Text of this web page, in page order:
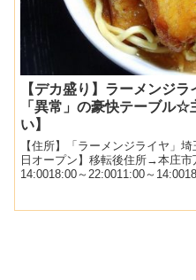
【デカ盛り】ラーメンジ
「異常」の豪快テーブル
い】
【住所】「ラーメンジライヤ」
日オープン】移転後住所→本庄市
14:0018:00～22:0011:00～